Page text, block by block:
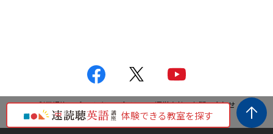
体験できる教室を探す
利用規約 プライバシーポリシー 運営会社 お問い合わせ